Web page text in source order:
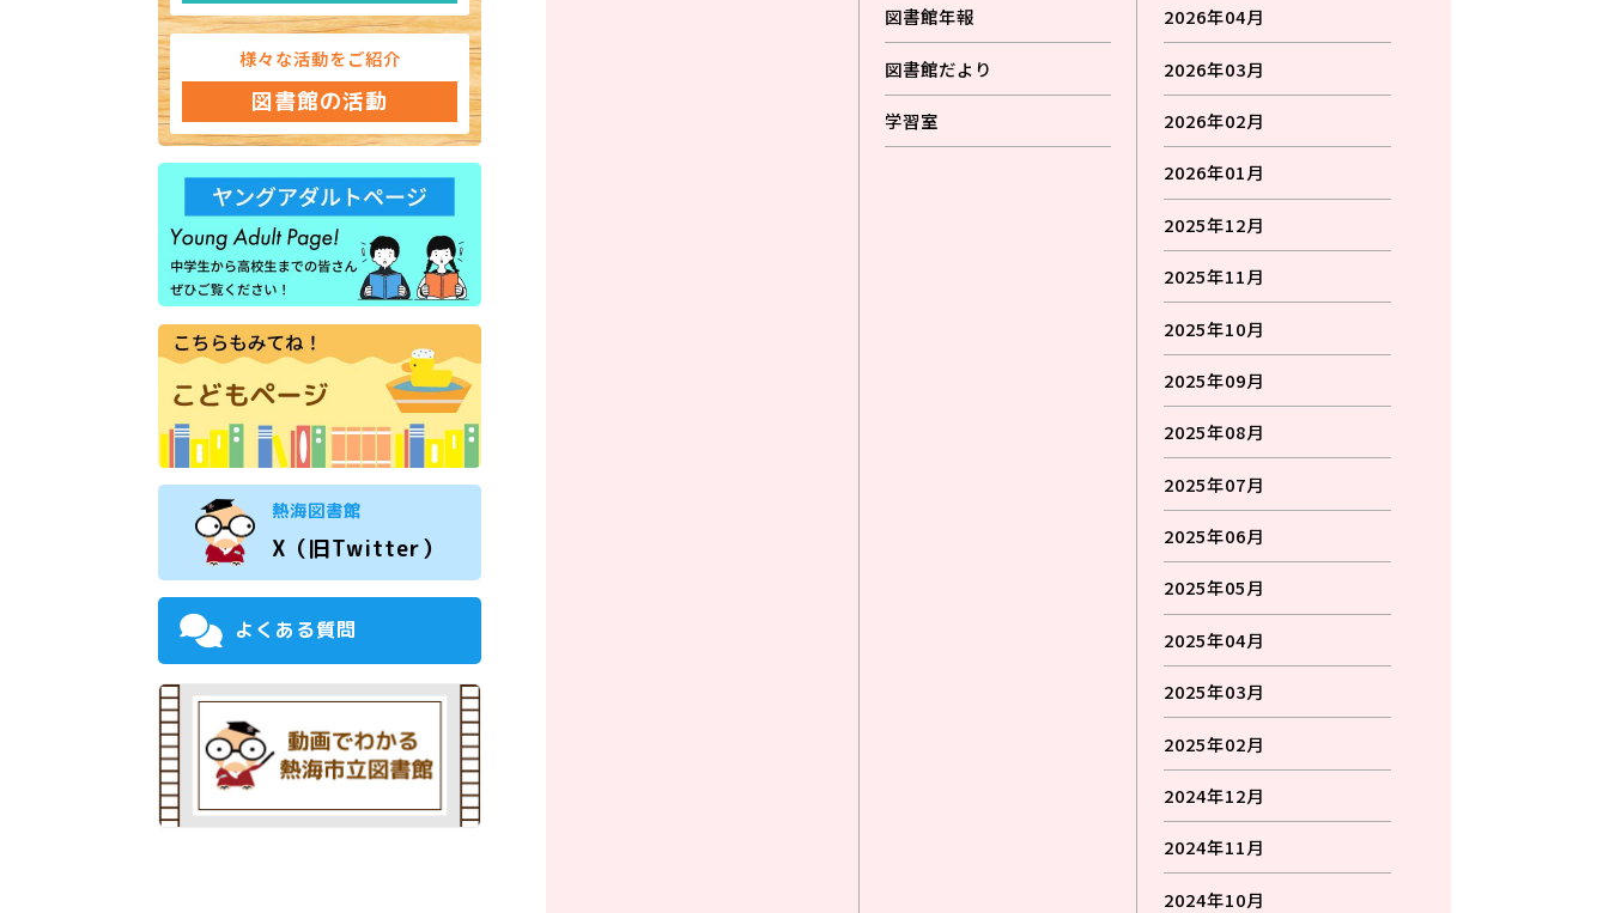
様々な活動をご紹介
図書館の活動
熱海図書館
X（旧Twitter）
よくある質問
図書館年報
図書館だより
学習室
2026年04月
2026年03月
2026年02月
2026年01月
2025年12月
2025年11月
2025年10月
2025年09月
2025年08月
2025年07月
2025年06月
2025年05月
2025年04月
2025年03月
2025年02月
2024年12月
2024年11月
2024年10月